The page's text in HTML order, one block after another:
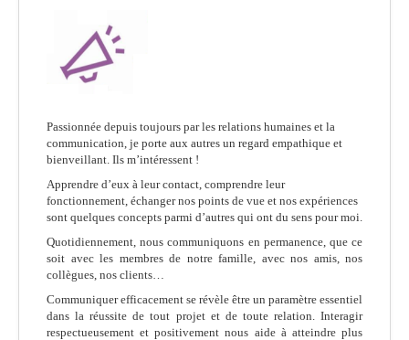
Passionnée depuis toujours par les relations humaines et la
communication, je porte aux autres un regard empathique et
bienveillant. Ils m’intéressent !
Apprendre d’eux à leur contact, comprendre leur
fonctionnement, échanger nos points de vue et nos expériences
sont quelques concepts parmi d’autres qui ont du sens pour moi.
Quotidiennement, nous communiquons en permanence, que ce
soit avec les membres de notre famille, avec nos amis, nos
collègues, nos clients…
Communiquer efficacement se révèle être un paramètre essentiel
dans la réussite de tout projet et de toute relation. Interagir
respectueusement et positivement nous aide à atteindre plus